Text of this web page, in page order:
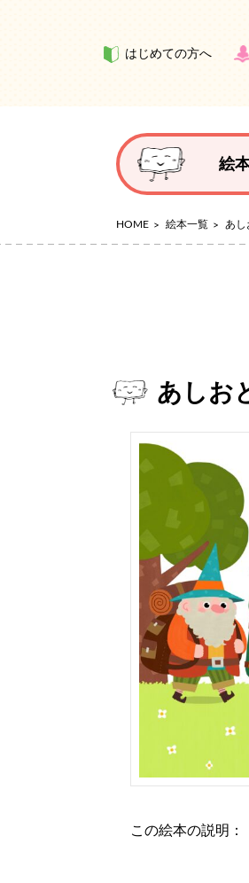
はじめての方へ
絵
HOME 絵本一覧 あし
あしお
この絵本の説明：